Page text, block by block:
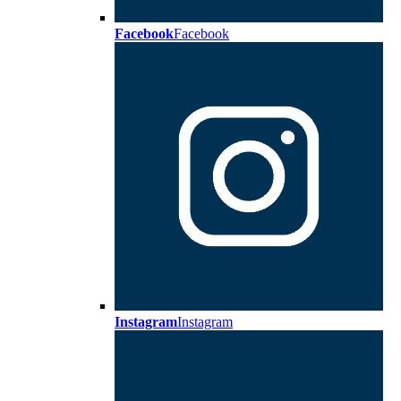
FacebookFacebook
InstagramInstagram